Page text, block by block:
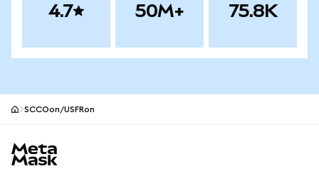
4.7 50M+ 75.8K
SCCOon/USFRon